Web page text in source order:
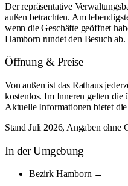
Der repräsentative
außen betrachten. Am
wenn die Geschäfte geöffnet
Hamborn rundet den Besuch ab.
Öffnung & Preise
Von außen ist das Rathaus
kostenlos. Im Inneren gelten
Aktuelle Informationen bietet die
Stand Juli 2026, Angaben ohne
In der Umgebung
Bezirk Hamborn →